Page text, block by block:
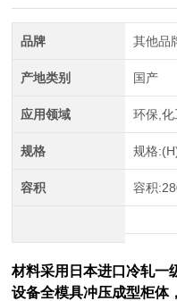
品牌 其他品
产地类别 国产
应用领域 环保,
规格 规格
容积 容积
材料采用日本进口冷轧一
设备全模具冲压成型柜体